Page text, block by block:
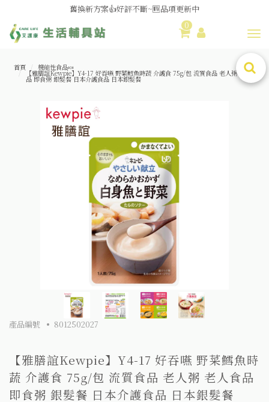
媽媽社團推薦❗歐姆龍NE-U100噴霧器❗躺著噴也👌
舊換新方案👍好評不斷~🆕品項更新中
0
首頁 機能性食品🍬
【雅膳誼Kewpie】Y4-17 好吞嚥 野菜鱈魚時蔬 介護食 75g/包 流質食品 老人粥 老人食
品 即食粥 銀髮餐 日本介護食品 日本銀髮餐
產品編號 8012502027
【雅膳誼Kewpie】Y4-17 好吞嚥 野菜鱈魚時
蔬 介護食 75g/包 流質食品 老人粥 老人食品
即食粥 銀髮餐 日本介護食品 日本銀髮餐